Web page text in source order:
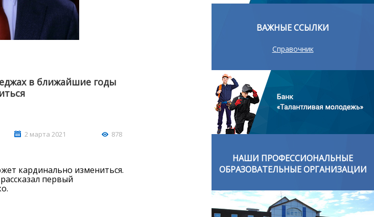
ВАЖНЫЕ ССЫЛКИ
Справочник
ОБРАЗОВАТЕЛЬНЫЕ ОРГАНИЗАЦИИ
НАШИ ПРОФЕССИОНАЛЬНЫЕ
ОБРАЗОВАТЕЛЬНЫЕ ОРГАНИЗАЦИИ
в ближайшие годы
2 марта 2021 878
кардинально измениться.
первый